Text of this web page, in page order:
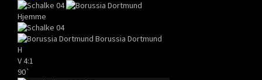
Hjemme
Borussia Dortmund
H
V4:1
90`